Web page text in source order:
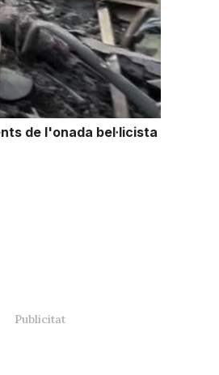
de l'onada bel·licista